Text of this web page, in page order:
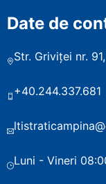
Date de
Str. Griviței nr.
+40.244.337.681
Luni - Vineri